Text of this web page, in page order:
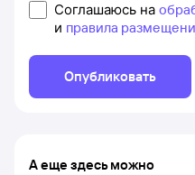
Соглашаюсь на
и правила
Опубликовать
А еще здесь можно